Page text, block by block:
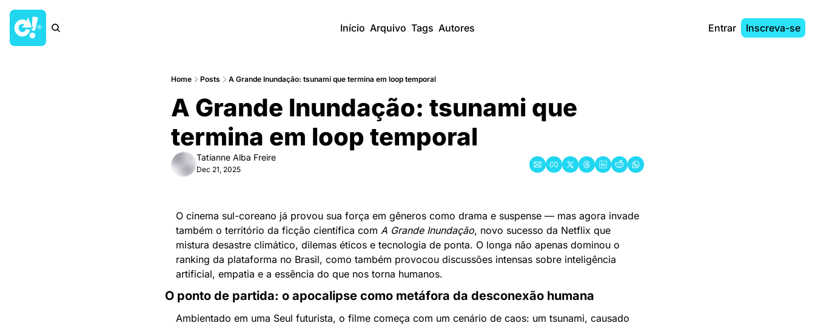
Início Arquivo Tags Autores Entrar Inscreva-se
Home Posts A Grande Inundação: tsunami que termina em loop temporal
A Grande Inundação: tsunami que
termina em loop temporal
Tatianne Alba Freire
Dec 21, 2025
O cinema sul-coreano já provou sua força em gêneros como drama e suspense — mas agora invade
também o território da ficção científica com A Grande Inundação, novo sucesso da Netflix que
mistura desastre climático, dilemas éticos e tecnologia de ponta. O longa não apenas dominou o
ranking da plataforma no Brasil, como também provocou discussões intensas sobre inteligência
artificial, empatia e a essência do que nos torna humanos.
O ponto de partida: o apocalipse como metáfora da desconexão humana
Ambientado em uma Seul futurista, o filme começa com um cenário de caos: um tsunami, causado